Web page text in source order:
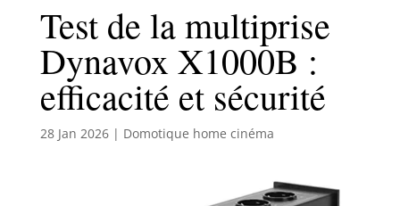
Test de la multiprise
Dynavox X1000B :
efficacité et sécurité
28 Jan 2026| Domotique home cinéma